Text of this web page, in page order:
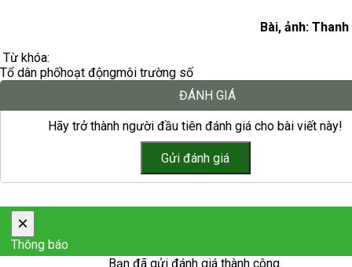
Bài, ảnh:
Từ khóa:
Tổ dân phốhoạt độngmôi trường số
ĐÁNH GIÁ
Hãy trở thành người đầu tiên đánh giá cho bài viết này!
×
Thông báo
Bạn đã gửi đánh giá thành công.